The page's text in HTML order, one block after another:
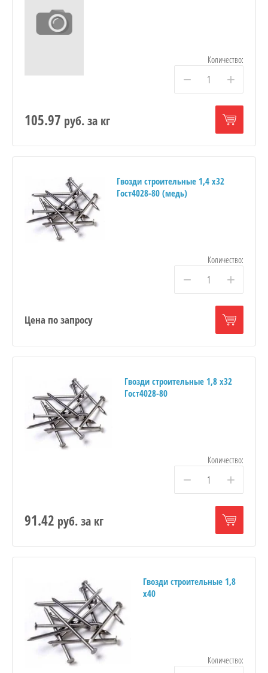
Количество:
− +
105.97 руб.за кг
Гвозди строительные 1,4 х32
Гост4028-80 (медь)
Количество:
− +
Цена по запросу
Гвозди строительные 1,8 х32
Гост4028-80
Количество:
− +
91.42 руб.за кг
Гвозди строительные 1,8
х40
Количество: